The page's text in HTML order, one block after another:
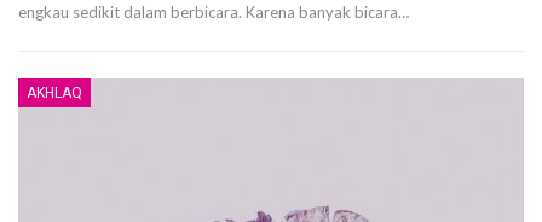
engkau sedikit dalam berbicara. Karena banyak bicara…
AKHLAQ